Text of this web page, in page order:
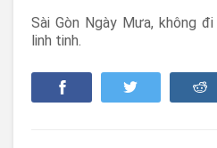
Sài Gòn Ngày Mưa, không
linh tinh.